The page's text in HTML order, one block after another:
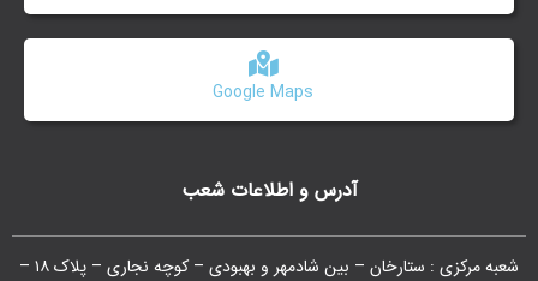
آدرس و اطلاعات شعب
شعبه مرکزی : ستارخان – بین شادمهر و بهبودی – کوچه نجاری – پلاک ۱۸ –
Google Maps